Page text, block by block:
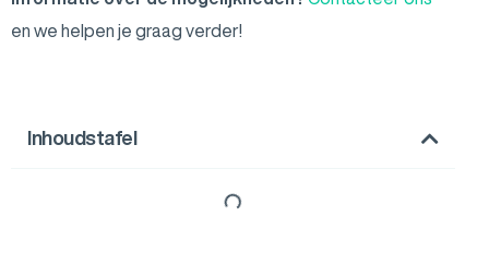
en we helpen je graag verder!
Inhoudstafel